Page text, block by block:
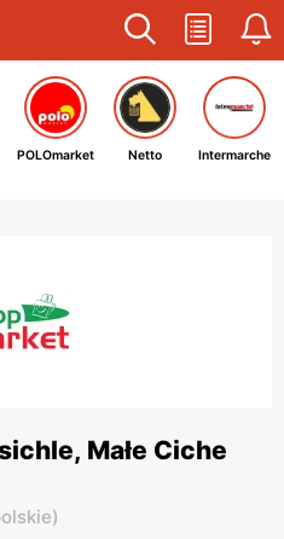
POLOmarket Netto Intermarche
Małe Ciche
)